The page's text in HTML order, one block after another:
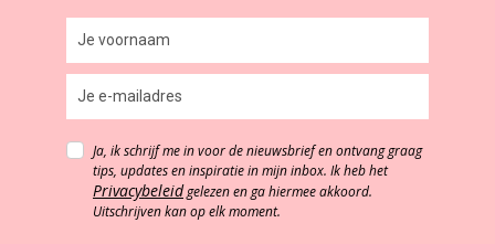
Ja, ik schrijf me in voor de nieuwsbrief en ontvang graag
tips, updates en inspiratie in mijn inbox. Ik heb het
Privacybeleidgelezen en ga hiermee akkoord.
Uitschrijven kan op elk moment.